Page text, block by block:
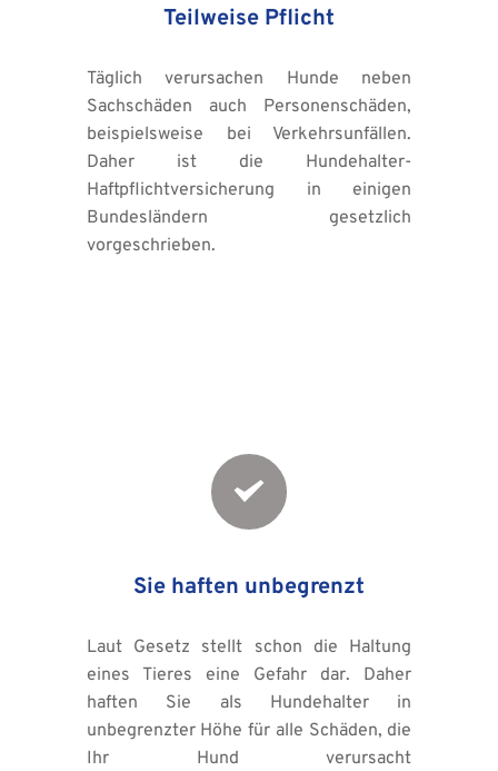
Teilweise Pflicht
Täglich verursachen Hunde neben
Sachschäden auch Personenschäden,
beispielsweise bei Verkehrsunfällen.
Daher ist die Hundehalter-
Haftpflichtversicherung in einigen
Bundesländern gesetzlich
vorgeschrieben.
Sie haften unbegrenzt
Laut Gesetz stellt schon die Haltung
eines Tieres eine Gefahr dar. Daher
haften Sie als Hundehalter in
unbegrenzter Höhe für alle Schäden, die
Ihr Hund verursacht